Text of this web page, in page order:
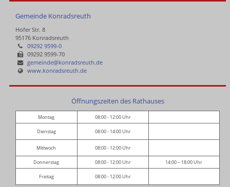
Gemeinde Konradsreuth
Hofer Str. 8
95176 Konradsreuth
09292 9599-0
09292 9599-70
gemeinde@konradsreuth.de
www.konradsreuth.de
Öffnungszeiten des Rathauses
Montag 08:00 - 12:00 Uhr
Dienstag 08:00 - 14:00 Uhr
Mittwoch 08:00 - 12:00 Uhr
Donnerstag 08:00 - 12:00 Uhr 14:00 – 18:00 Uhr
Freitag 08:00 - 12:00 Uhr